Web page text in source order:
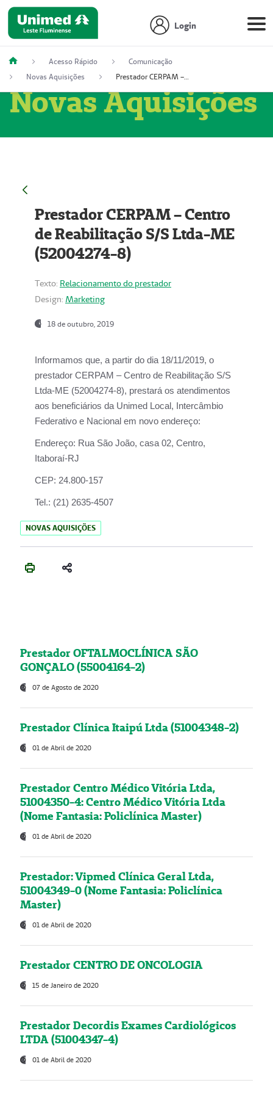
Login
Acesso Rápido
Comunicação
Novas Aquisições
Prestador CERPAM – Centro de Reabilitação S/S Ltda-ME (52004274-8)
Novas Aquisições
Prestador CERPAM – Centro
de Reabilitação S/S Ltda-ME
(52004274-8)
Texto: Relacionamento do prestador
Design: Marketing
18 de outubro, 2019
Informamos que, a partir do dia 18/11/2019, o
prestador CERPAM – Centro de Reabilitação S/S
Ltda-ME (52004274-8), prestará os atendimentos
aos beneficiários da Unimed Local, Intercâmbio
Federativo e Nacional em novo endereço:
Endereço: Rua São João, casa 02, Centro,
Itaboraí-RJ
CEP: 24.800-157
Tel.: (21) 2635-4507
NOVAS AQUISIÇÕES
Prestador OFTALMOCLÍNICA SÃO
GONÇALO (55004164-2)
07 de Agosto de 2020
Prestador Clínica Itaipú Ltda (51004348-2)
01 de Abril de 2020
Prestador Centro Médico Vitória Ltda,
51004350-4: Centro Médico Vitória Ltda
(Nome Fantasia: Policlínica Master)
01 de Abril de 2020
Prestador: Vipmed Clínica Geral Ltda,
51004349-0 (Nome Fantasia: Policlínica
Master)
01 de Abril de 2020
Prestador CENTRO DE ONCOLOGIA
15 de Janeiro de 2020
Prestador Decordis Exames Cardiológicos
LTDA (51004347-4)
01 de Abril de 2020